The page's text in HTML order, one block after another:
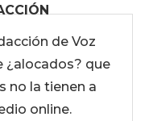
de Voz
¿alocados? que
no la tienen a
online.